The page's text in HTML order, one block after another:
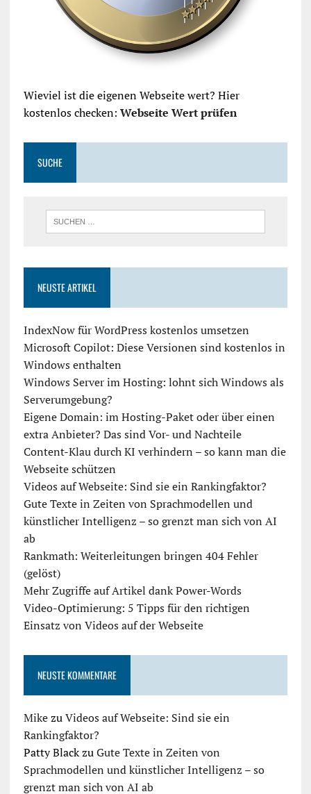
Wieviel ist die eigenen Webseite wert? Hier
kostenlos checken: Webseite Wert prüfen
SUCHE
NEUSTE ARTIKEL
IndexNow für WordPress kostenlos umsetzen
Microsoft Copilot: Diese Versionen sind kostenlos in
Windows enthalten
Windows Server im Hosting: lohnt sich Windows als
Serverumgebung?
Eigene Domain: im Hosting-Paket oder über einen
extra Anbieter? Das sind Vor- und Nachteile
Content-Klau durch KI verhindern – so kann man die
Webseite schützen
Videos auf Webseite: Sind sie ein Rankingfaktor?
Gute Texte in Zeiten von Sprachmodellen und
künstlicher Intelligenz – so grenzt man sich von AI
ab
Rankmath: Weiterleitungen bringen 404 Fehler
(gelöst)
Mehr Zugriffe auf Artikel dank Power-Words
Video-Optimierung: 5 Tipps für den richtigen
Einsatz von Videos auf der Webseite
NEUSTE KOMMENTARE
MikezuVideos auf Webseite: Sind sie ein
Rankingfaktor?
Patty BlackzuGute Texte in Zeiten von
Sprachmodellen und künstlicher Intelligenz – so
grenzt man sich von AI ab